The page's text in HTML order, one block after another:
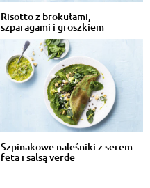
Risotto z brokułami,
szparagami i groszkiem
Szpinakowe naleśniki z serem
feta i salsą verde